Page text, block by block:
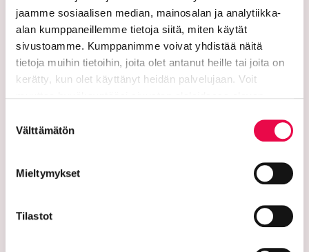
jaamme sosiaalisen median, mainosalan ja analytiikka-
alan kumppaneillemme tietoja siitä, miten käytät
sivustoamme. Kumppanimme voivat yhdistää näitä
tietoja muihin tietoihin, joita olet antanut heille tai joita on
kerätty, kun olet käyttänyt heidän palvelujaan. Voit
valinta
Välttämätön
Mieltymykset
Tilastot
Riihimäen kaupunki
PL 125 (Eteläinen Asemakatu 2)
Sähköpostiosoitteet:
Turvasähköpostiosoite: